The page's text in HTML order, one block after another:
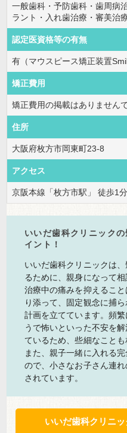
一般歯科・予防歯科・歯周病
ラント・入れ歯治療・審美治
認定医資格等の有無
有（マウスピース矯正装置
矯正費用
矯正費用の掲載はありませんで
住所
大阪府枚方市岡東町23-8
アクセス
京阪本線「枚方市駅」 徒歩1分
いいだ歯科クリニック
イント！
いいだ歯科クリニックは
るために、親身になって
治療中の痛みを抑えるこ
り添って、固定観念に捕
計画を立てています。頻
うで怖いといった不安を
ているため、些細なこと
また、親子一緒に入れる
ので、小さなお子さん連
されています。
いいだ歯科クリニ